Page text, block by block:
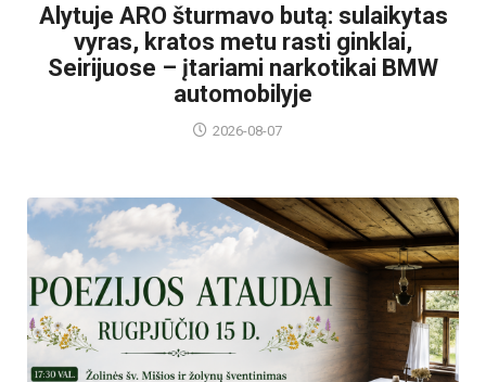
Alytuje ARO šturmavo butą: sulaikytas
vyras, kratos metu rasti ginklai,
Seirijuose – įtariami narkotikai BMW
automobilyje
2026-08-07